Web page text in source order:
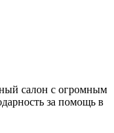
салон с огромным
за помощь в